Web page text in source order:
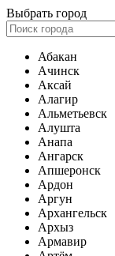
Выбрать город
Абакан
Ачинск
Аксай
Алагир
Альметьевск
Алушта
Анапа
Ангарск
Апшеронск
Ардон
Аргун
Архангельск
Архыз
Армавир